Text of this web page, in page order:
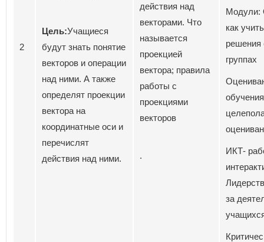
2
Цель:Учащиеся
будут знать понятие
векторов и операции
над ними. А также
определят проекции
вектора на
координатные оси и
перечислят
действия над ними.
действия над
векторами. Что
называется
проекцией
вектора; правила
работы с
проекциями
векторов
.
Модули:
как
решения
группах
ИКТ-
за